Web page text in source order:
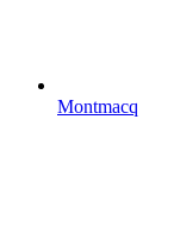
Montmacq